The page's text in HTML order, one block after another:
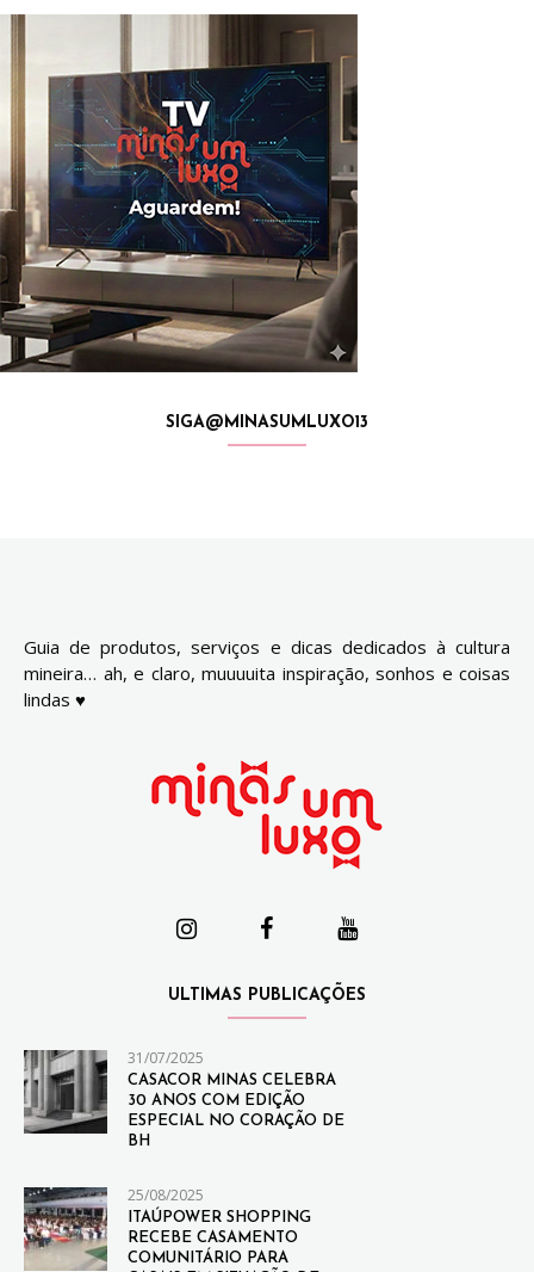
SIGA@MINASUMLUXO13
Guia de produtos, serviços e dicas dedicados à cultura
mineira… ah, e claro, muuuuita inspiração, sonhos e coisas
lindas ♥
ULTIMAS PUBLICAÇÕES
31/07/2025
CASACOR MINAS CELEBRA
30 ANOS COM EDIÇÃO
ESPECIAL NO CORAÇÃO DE
BH
25/08/2025
ITAÚPOWER SHOPPING
RECEBE CASAMENTO
COMUNITÁRIO PARA